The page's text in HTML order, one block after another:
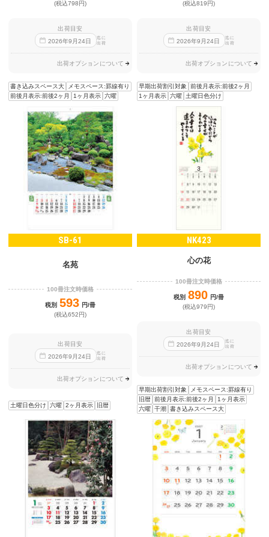
(税込798円)
出荷目安
2026年9 月24日
迄に
出荷
出荷オプションについて
書き込みスペース大
メモスペース:罫線有り
前後月表示:前後2ヶ月
1ヶ月表示 六曜
(税込819円)
出荷目安
2026年9 月24日
迄に
出荷
出荷オプションについて
早期出荷割引対象
前後月表示:前後2ヶ月
1ヶ月表示 六曜 土曜日色分け
SB-61
名苑
100冊注文時価格
税別 593 円/冊
(税込652円)
出荷目安
2026年9 月24日
迄に
出荷
出荷オプションについて
土曜日色分け 六曜 2ヶ月表示 旧暦
NK423
心の花
100冊注文時価格
税別 890 円/冊
(税込979円)
出荷目安
2026年9 月24日
迄に
出荷
出荷オプションについて
早期出荷割引対象
メモスペース:罫線有り
旧暦 前後月表示:前後2ヶ月
1ヶ月表示
六曜 干潮 書き込みスペース大